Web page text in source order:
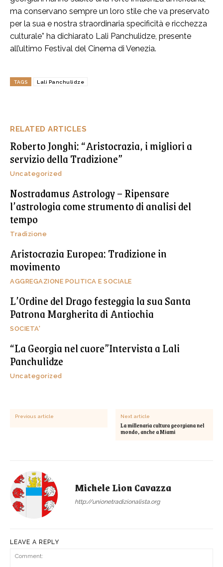
RELATED ARTICLES
Roberto Jonghi: “Aristocrazia, i migliori a
servizio della Tradizione”
Uncategorized
Nostradamus Astrology – Ripensare
l’astrologia come strumento di analisi del
tempo
Tradizione
Aristocrazia Europea: Tradizione in
movimento
AGGREGAZIONE POLITICA E SOCIALE
L’Ordine del Drago festeggia la sua Santa
Patrona Margherita di Antiochia
SOCIETA'
“La Georgia nel cuore”Intervista a Lali
Panchulidze
Uncategorized
ma conservano sempre un loro stile che va preservato
per la sua e nostra straordinaria specificità e ricchezza
culturale” ha dichiarato Lali Panchulidze, presente
all’ultimo Festival del Cinema di Venezia.
TAGS Lali Panchulidze
Previous article Next article
La millenaria cultura georgiana nel
mondo, anche a Miami
Michele Lion Cavazza
http://unionetradizionalista.org
LEAVE A REPLY